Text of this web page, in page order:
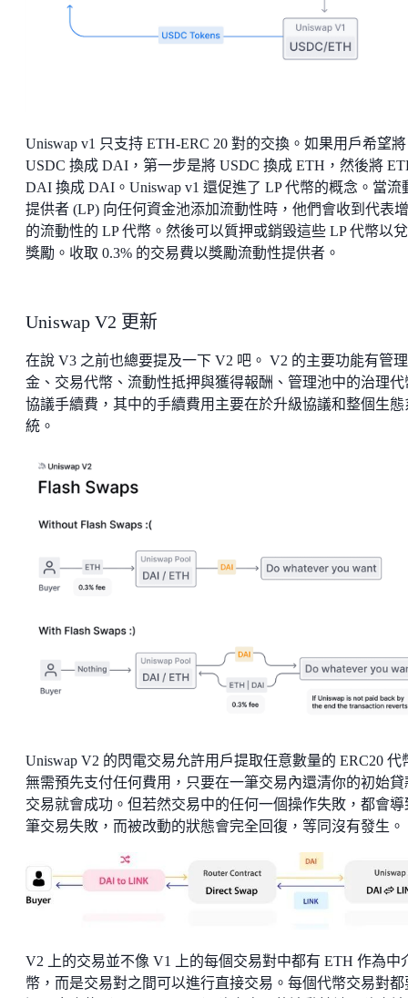
Uniswap v1 只支持 ETH-ERC 20 對的交換。如果用戶希望將
USDC 換成 DAI，第一步是將 USDC 換成 ETH，然後將
DAI 換成 DAI。Uniswap v1 還促進了 LP 代幣的概念。當流
提供者 (LP) 向任何資金池添加流動性時，他們會收到代表
的流動性的 LP 代幣。然後可以質押或銷毀這些 LP 代幣以
獎勵。收取 0.3% 的交易費以獎勵流動性提供者。
Uniswap V2 更新
在說 V3 之前也總要提及一下 V2 吧。 V2 的主要功能有管
金、交易代幣、流動性抵押與獲得報酬、管理池中的治理代
協議手續費，其中的手續費用主要在於升級協議和整個生態
統。
Uniswap V2 的閃電交易允許用戶提取任意數量的 ERC20 代
無需預先支付任何費用，只要在一筆交易內還清你的初始貸
交易就會成功。但若然交易中的任何一個操作失敗，都會導
筆交易失敗，而被改動的狀態會完全回復，等同沒有發生。
V2 上的交易並不像 V1 上的每個交易對中都有 ETH 作為中
幣，而是交易對之間可以進行直接交易。每個代幣交易對都